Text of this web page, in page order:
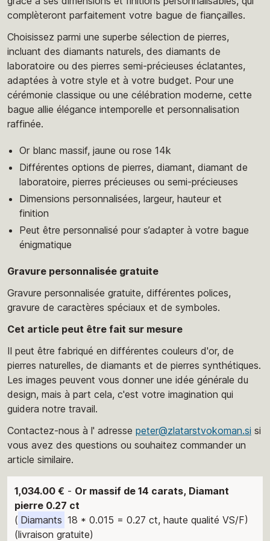
complèteront parfaitement votre bague de fiançailles.
Choisissez parmi une superbe sélection de pierres,
incluant des diamants naturels, des diamants de
laboratoire ou des pierres semi-précieuses éclatantes,
adaptées à votre style et à votre budget. Pour une
cérémonie classique ou une célébration moderne, cette
bague allie élégance intemporelle et personnalisation
raffinée.
Or blanc massif, jaune ou rose 14k
Différentes options de pierres, diamant, diamant de
laboratoire, pierres précieuses ou semi-précieuses
Dimensions personnalisées, largeur, hauteur et
finition
Peut être personnalisé pour s’adapter à votre bague
énigmatique
Gravure personnalisée gratuite
Gravure personnalisée gratuite, différentes polices,
gravure de caractères spéciaux et de symboles.
Cet article peut être fait sur mesure
Il peut être fabriqué en différentes couleurs d'or, de
pierres naturelles, de diamants et de pierres synthétiques.
Les images peuvent vous donner une idée générale du
design, mais à part cela, c'est votre imagination qui
guidera notre travail.
Contactez-nous à l' adresse peter@zlatarstvokoman.si si
vous avez des questions ou souhaitez commander un
article similaire.
1,034.00 € - Or massif de 14 carats, Diamant
pierre 0.27 ct
( Diamants 18 * 0.015 = 0.27 ct, haute qualité VS/F)
(livraison gratuite)